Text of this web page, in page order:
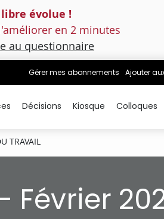
évolue !
en 2 minutes
au questionnaire
Gérer mes abonnements Ajouter
Décisions Kiosque Colloques
TRAVAIL
Février